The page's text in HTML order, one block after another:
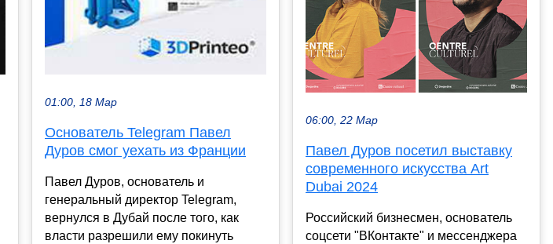
01:00, 18 Мар
Основатель Telegram Павел
Дуров смог уехать из Франции
Павел Дуров, основатель и
генеральный директор Telegram,
вернулся в Дубай после того, как
власти разрешили ему покинуть
06:00, 22 Мар
Павел Дуров посетил выставку
современного искусства Art
Dubai 2024
Российский бизнесмен, основатель
соцсети "ВКонтакте" и мессенджера